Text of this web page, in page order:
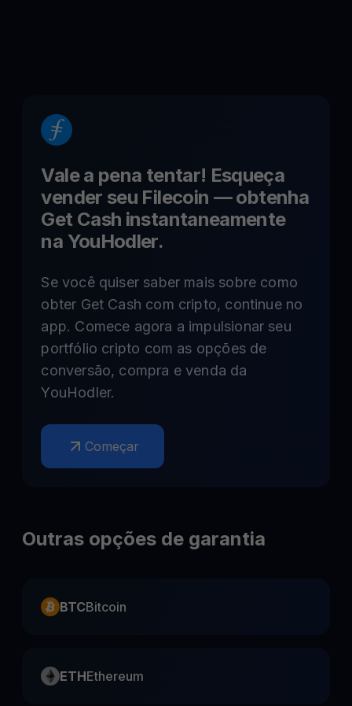
Vale a pena tentar! Esqueça
vender seu Filecoin — obtenha
Get Cash instantaneamente
na YouHodler.
Se você quiser saber mais sobre como
obter Get Cash com cripto, continue no
app. Comece agora a impulsionar seu
portfólio cripto com as opções de
conversão, compra e venda da
YouHodler.
Começar
Outras opções de garantia
BTCBitcoin
ETHEthereum